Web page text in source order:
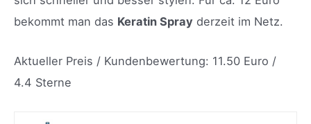
bekommt man das Keratin Spray derzeit im Netz.
Aktueller Preis / Kundenbewertung: 11.50 Euro /
4.4 Sterne